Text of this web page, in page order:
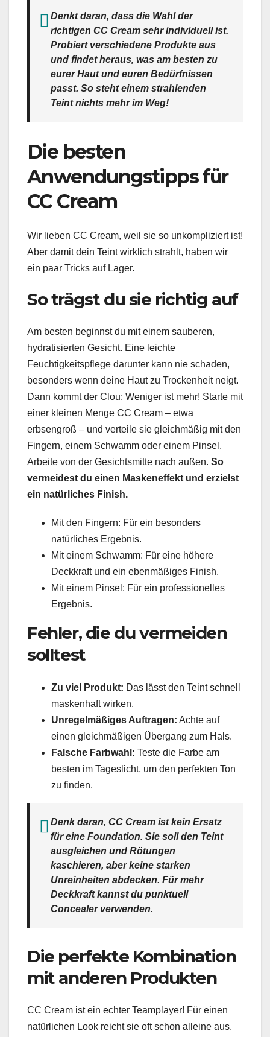
Denkt daran, dass die Wahl der
richtigen CC Cream sehr individuell ist.
Probiert verschiedene Produkte aus
und findet heraus, was am besten zu
eurer Haut und euren Bedürfnissen
passt. So steht einem strahlenden
Teint nichts mehr im Weg!
Die besten
Anwendungstipps für
CC Cream
Wir lieben CC Cream, weil sie so unkompliziert ist!
Aber damit dein Teint wirklich strahlt, haben wir
ein paar Tricks auf Lager.
So trägst du sie richtig auf
Am besten beginnst du mit einem sauberen,
hydratisierten Gesicht. Eine leichte
Feuchtigkeitspflege darunter kann nie schaden,
besonders wenn deine Haut zu Trockenheit neigt.
Dann kommt der Clou: Weniger ist mehr! Starte mit
einer kleinen Menge CC Cream – etwa
erbsengroß – und verteile sie gleichmäßig mit den
Fingern, einem Schwamm oder einem Pinsel.
Arbeite von der Gesichtsmitte nach außen. So
vermeidest du einen Maskeneffekt und erzielst
ein natürliches Finish.
Mit den Fingern: Für ein besonders
natürliches Ergebnis.
Mit einem Schwamm: Für eine höhere
Deckkraft und ein ebenmäßiges Finish.
Mit einem Pinsel: Für ein professionelles
Ergebnis.
Fehler, die du vermeiden
solltest
Zu viel Produkt: Das lässt den Teint schnell
maskenhaft wirken.
Unregelmäßiges Auftragen: Achte auf
einen gleichmäßigen Übergang zum Hals.
Falsche Farbwahl: Teste die Farbe am
besten im Tageslicht, um den perfekten Ton
zu finden.
Denk daran, CC Cream ist kein Ersatz
für eine Foundation. Sie soll den Teint
ausgleichen und Rötungen
kaschieren, aber keine starken
Unreinheiten abdecken. Für mehr
Deckkraft kannst du punktuell
Concealer verwenden.
Die perfekte Kombination
mit anderen Produkten
CC Cream ist ein echter Teamplayer! Für einen
natürlichen Look reicht sie oft schon alleine aus.